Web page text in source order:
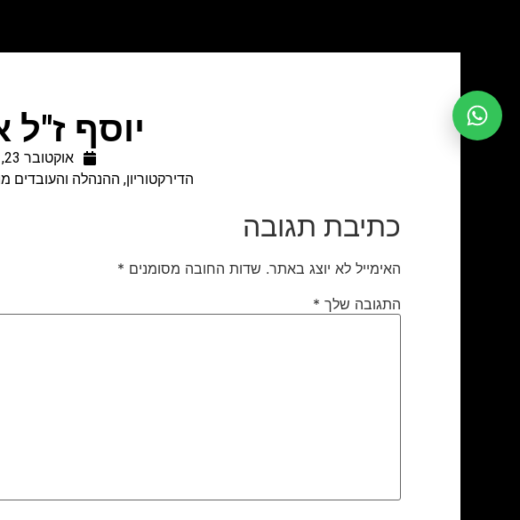
יוסף ז"ל
אוקטובר 23, 2011
הדירקטוריון, ההנהלה
כתיבת תגובה
האימייל לא יוצג באתר. שדות החובה מסומנים *
התגובה שלך *